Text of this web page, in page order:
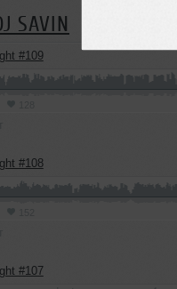
SAVIN
#109
#108
#107